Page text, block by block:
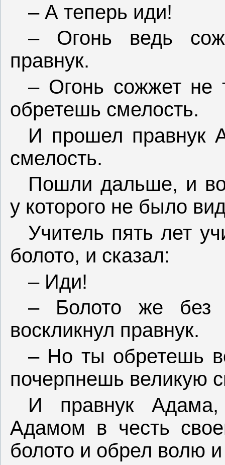
– А теперь иди!
– Огонь ведь
правнук.
– Огонь сожжет не
обретешь смелость.
И прошел правнук
смелость.
Пошли дальше, и
у которого не было
Учитель пять лет
болото, и сказал:
– Иди!
– Болото же без
воскликнул правнук.
– Но ты обретешь
почерпнешь великую
И правнук
Адамом в честь
болото и обрел волю